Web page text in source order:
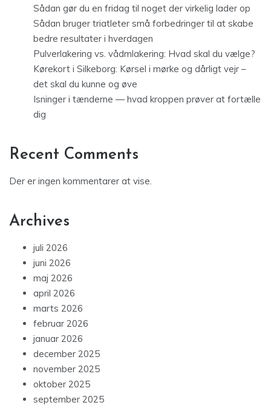
Sådan gør du en fridag til noget der virkelig lader op
Sådan bruger triatleter små forbedringer til at skabe
bedre resultater i hverdagen
Pulverlakering vs. vådmlakering: Hvad skal du vælge?
Kørekort i Silkeborg: Kørsel i mørke og dårligt vejr –
det skal du kunne og øve
Isninger i tænderne — hvad kroppen prøver at fortælle
dig
Recent Comments
Der er ingen kommentarer at vise.
Archives
juli 2026
juni 2026
maj 2026
april 2026
marts 2026
februar 2026
januar 2026
december 2025
november 2025
oktober 2025
september 2025